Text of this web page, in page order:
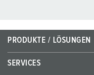
PRODUKTE / LÖSUNGEN
SERVICES